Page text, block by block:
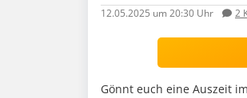
12.05.2025 um 20:30 Uhr 2
Gönnt euch eine Auszeit im